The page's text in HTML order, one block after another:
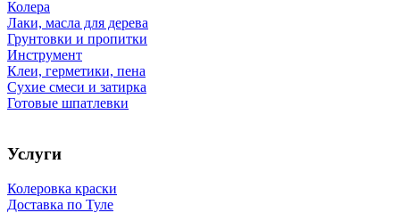
Колера
Лаки, масла для дерева
Грунтовки и пропитки
Инструмент
Клеи, герметики, пена
Сухие смеси и затирка
Готовые шпатлевки
Услуги
Колеровка краски
Доставка по Туле